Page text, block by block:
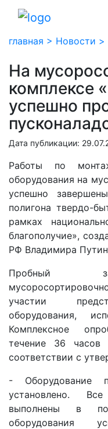
главная > Новости >
На
комплексе
успешно
Дата публикации:
Работы по
оборудования на
успешно
полигона твердо-
рамках
благополучие»,
РФ Владимира
Пробный
участии
оборудования,
Комплексное
течение 36 часов
соответствии с
- Оборудование
установлено.
выполнены в
оборудования